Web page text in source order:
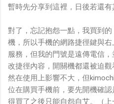
暫時先分享到這裡，日後若還有
對了，忘記抱怨一點，我買到
機，所以手機的網路捷徑鍵與右
服務，但我的門號是遠傳電信
改捷徑內容，開關機都還被迫
然在使用上影響不大，但
位在購買手機前，要先開機確
得買了之後只能自怨自艾。（